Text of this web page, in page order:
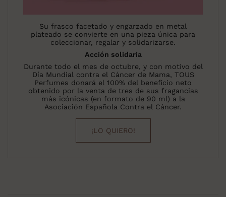
Su frasco facetado y engarzado en metal
plateado se convierte en una pieza única para
coleccionar, regalar y solidarizarse.
Acción solidaria
Durante todo el mes de octubre, y con motivo del
Día Mundial contra el Cáncer de Mama, TOUS
Perfumes donará el 100% del beneficio neto
obtenido por la venta de tres de sus fragancias
más icónicas (en formato de 90 ml) a la
Asociación Española Contra el Cáncer.
¡LO QUIERO!